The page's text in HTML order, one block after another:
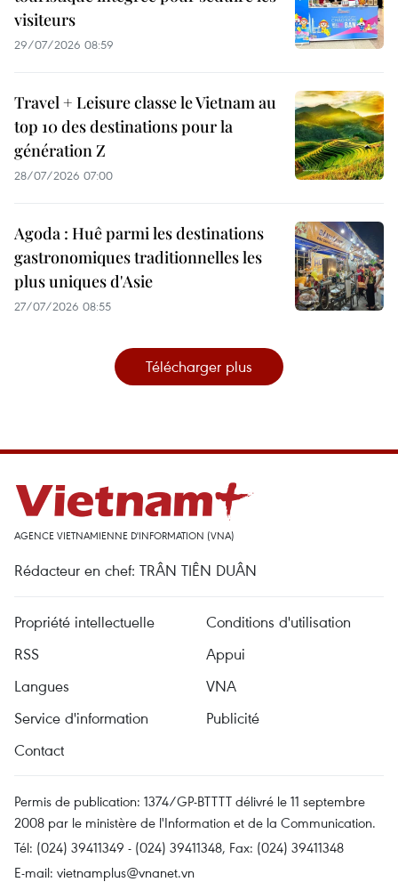
visiteurs
29/07/2026 08:59
Travel + Leisure classe le Vietnam au
top 10 des destinations pour la
génération Z
28/07/2026 07:00
Agoda : Huê parmi les destinations
gastronomiques traditionnelles les
plus uniques d'Asie
27/07/2026 08:55
Télécharger plus
AGENCE VIETNAMIENNE D'INFORMATION (VNA)
Rédacteur en chef: TRÂN TIÊN DUÂN
Propriété intellectuelle
Conditions d'utilisation
RSS
Appui
Langues
VNA
Service d'information
Publicité
Contact
Permis de publication: 1374/GP-BTTTT délivré le 11 septembre
2008 par le ministère de l'Information et de la Communication.
Tél: (024) 39411349 - (024) 39411348, Fax: (024) 39411348
E-mail: vietnamplus@vnanet.vn